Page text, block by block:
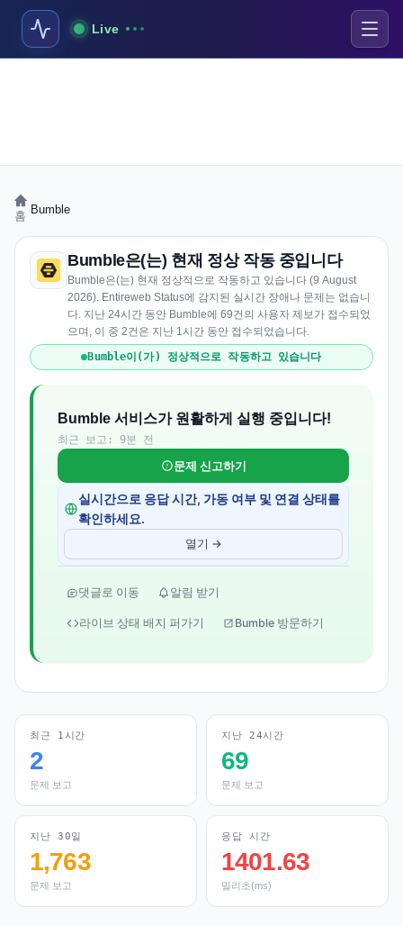
Live
홈 Bumble
Bumble은(는) 현재 정상 작동 중입니다
Bumble은(는) 현재 정상적으로 작동하고 있습니다 (9 August
2026). Entireweb Status에 감지된 실시간 장애나 문제는 없습니
다. 지난 24시간 동안 Bumble에 69건의 사용자 제보가 접수되었
으며, 이 중 2건은 지난 1시간 동안 접수되었습니다.
Bumble이(가) 정상적으로 작동하고 있습니다
Bumble 서비스가 원활하게 실행 중입니다!
최근 보고: 9분 전
문제 신고하기
실시간으로 응답 시간, 가동 여부 및 연결 상태를
확인하세요.
열기 →
댓글로 이동 알림 받기
라이브 상태 배지 퍼가기 Bumble 방문하기
최근 1시간
2
문제 보고
지난 24시간
69
문제 보고
지난 30일
1,763
문제 보고
응답 시간
1401.63
밀리초(ms)